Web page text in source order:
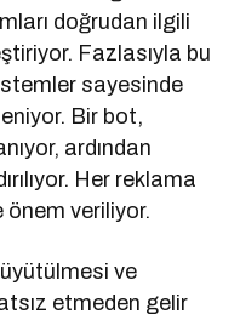
doğrudan ilgili
Fazlasıyla bu
sayesinde
Bir bot,
ardından
Her reklama
veriliyor.
ve
etmeden gelir